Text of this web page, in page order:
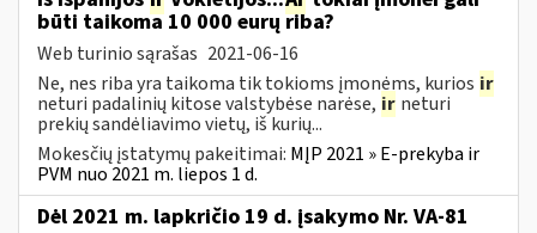
būti taikoma 10 000 eurų riba?
Web turinio sąrašas 2021-06-16
Ne, nes riba yra taikoma tik tokioms įmonėms, kurios ir
neturi padalinių kitose valstybėse narėse, ir neturi
prekių sandėliavimo vietų, iš kurių...
Mokesčių įstatymų pakeitimai: MĮP 2021 » E-prekyba ir
PVM nuo 2021 m. liepos 1 d.
Dėl 2021 m. lapkričio 19 d. įsakymo Nr. VA-81